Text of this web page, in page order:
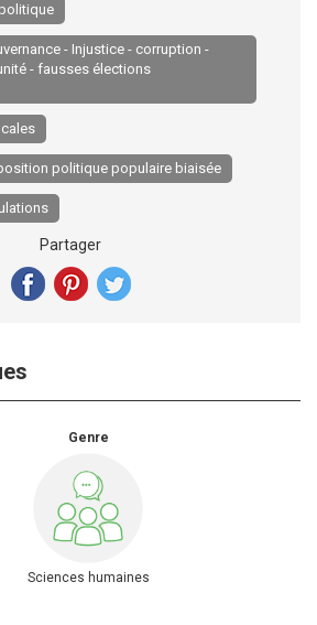
politique
- Injustice - corruption -
- fausses élections
politique populaire biaisée
Partager
Genre
Sciences humaines